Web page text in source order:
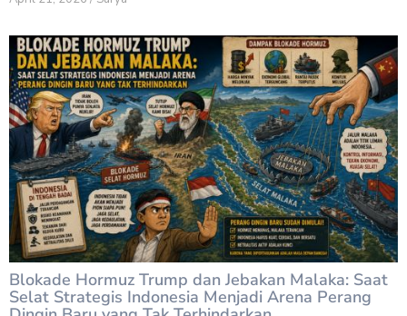
Blokade Hormuz Trump dan Jebakan Malaka: Saat
Selat Strategis Indonesia Menjadi Arena Perang